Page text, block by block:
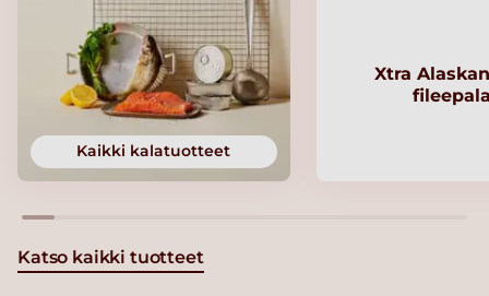
Kaikki kalatuotteet
Xtra
Katso kaikki tuotteet